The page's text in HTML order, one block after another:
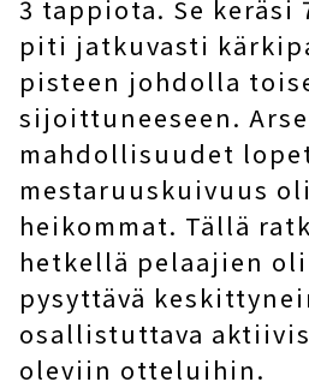
3 tappiota. Se keräsi
piti jatkuvasti
pisteen johdolla
sijoittuneeseen.
mahdollisuudet
mestaruuskuivuus
heikommat. Tällä
hetkellä pelaajien
pysyttävä
osallistuttava
oleviin otteluihin.